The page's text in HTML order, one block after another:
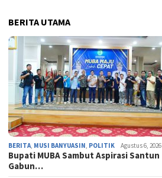
BERITA UTAMA
BERITA, MUSI BANYUASIN, POLITIK Agustus 6, 2026
Bupati MUBA Sambut Aspirasi Santun
Gabun…